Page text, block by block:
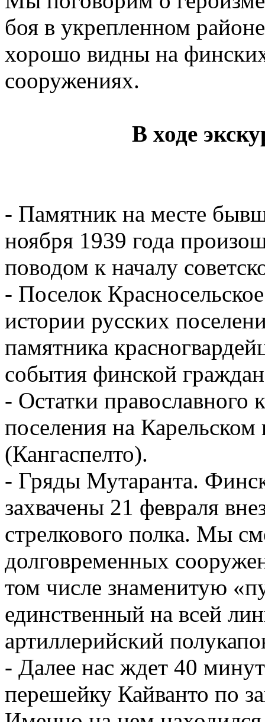
боя в укрепленном
хорошо видны на
сооружениях.
В ходе
- Памятник на месте
ноября 1939 года
поводом к началу
- Поселок
истории русских
памятника
события финской
- Остатки православного
поселения на
(Кангаспелто).
- Гряды Мутаранта.
захвачены 21 февраля
стрелкового полка. Мы
долговременных
том числе знаменитую
единственный на всей
артиллерийский
- Далее нас ждет 40
перешейку Кайванто по